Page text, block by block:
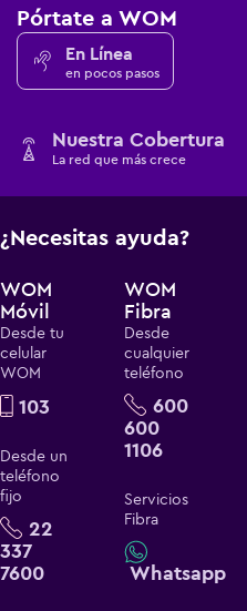
Pórtate a WOM
En Línea
en pocos pasos
Nuestra Cobertura
La red que más crece
¿Necesitas ayuda?
WOM
Móvil
Desde tu
celular
WOM
103
Desde un
teléfono
fijo
22
337
7600
WOM
Fibra
Desde
cualquier
teléfono
600
600
1106
Servicios
Fibra
Whatsapp